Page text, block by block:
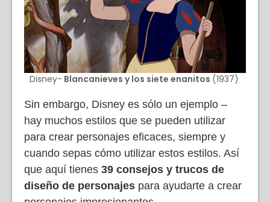
Disney- Blancanieves y los siete enanitos (1937)
Sin embargo, Disney es sólo un ejemplo –
hay muchos estilos que se pueden utilizar
para crear personajes eficaces, siempre y
cuando sepas cómo utilizar estos estilos. Así
que aquí tienes 39 consejos y trucos de
diseño de personajes para ayudarte a crear